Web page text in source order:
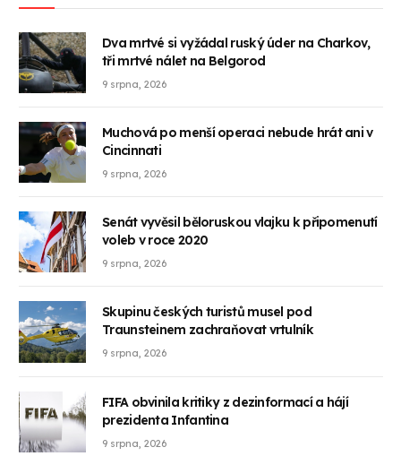
Dva mrtvé si vyžádal ruský úder na Charkov,
tři mrtvé nálet na Belgorod
9 srpna, 2026
Muchová po menší operaci nebude hrát ani v
Cincinnati
9 srpna, 2026
Senát vyvěsil běloruskou vlajku k připomenutí
voleb v roce 2020
9 srpna, 2026
Skupinu českých turistů musel pod
Traunsteinem zachraňovat vrtulník
9 srpna, 2026
FIFA obvinila kritiky z dezinformací a hájí
prezidenta Infantina
9 srpna, 2026